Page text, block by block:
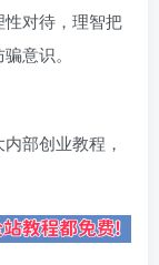
对待，理智把
意识。
部创业教程，